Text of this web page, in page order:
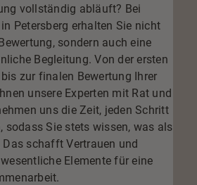
vollständig abläuft? Bei
in Petersberg erhalten Sie nicht
sondern auch eine
Begleitung. Von der ersten
zur finalen Bewertung Ihrer
unsere Experten mit Rat und
uns die Zeit, jeden Schritt
, sodass Sie stets wissen, was als
schafft Vertrauen und
Elemente für eine